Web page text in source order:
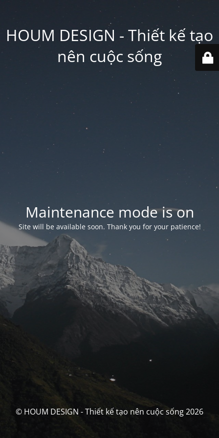
HOUM DESIGN - Thiết kế tạo
nên cuộc sống
Maintenance mode is on
Site will be available soon. Thank you for your patience!
© HOUM DESIGN - Thiết kế tạo nên cuộc sống 2026